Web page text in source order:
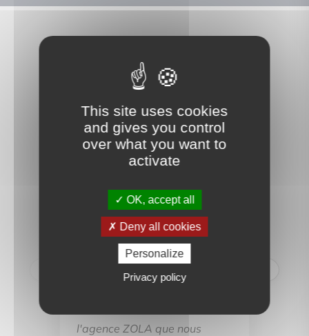
Ce que nos clients disent
de nous
Nous avons à distance (nous
demeurons à Mandelieu, dans
les Alpes Maritimes) traité la
vente de notre appartement
l'agence ZOLA que nous
This site uses cookies
and gives you control
over what you want to
activate
OK, accept all
Deny all cookies
Personalize
Privacy policy